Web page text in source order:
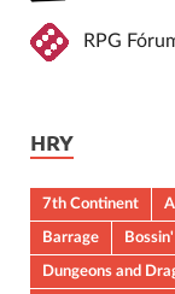
RPG
HRY
7th Continent
Barrage
Dungeons and